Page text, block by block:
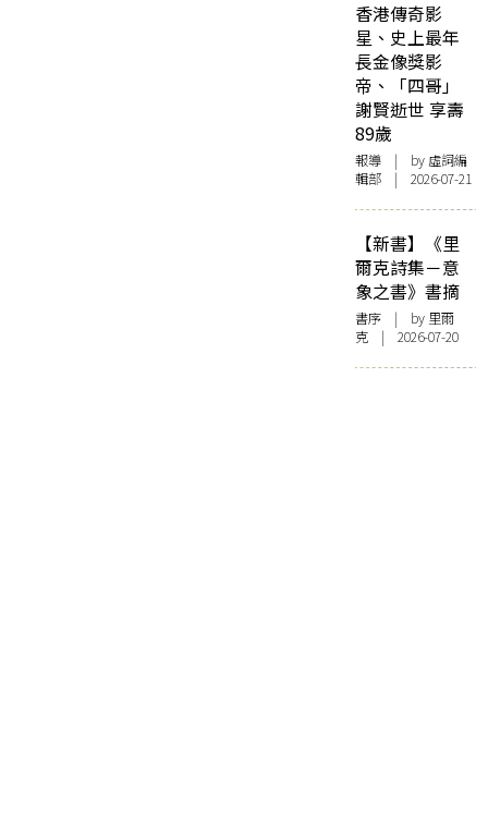
香港傳奇影
星、史上最年
長金像獎影
帝、「四哥」
謝賢逝世 享壽
89歲
報導 | by 虛詞編
輯部 | 2026-07-21
【新書】《里
爾克詩集－意
象之書》書摘
書序 | by 里爾
克 | 2026-07-20